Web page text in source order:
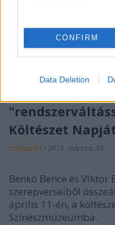
CONFIRM
Data Deletion
Költészet
szinhazhu • 2015. március 28.
Benkó Bence és Viktor
szerepverseiből
április 11-én, a
Színészmúzeumba.